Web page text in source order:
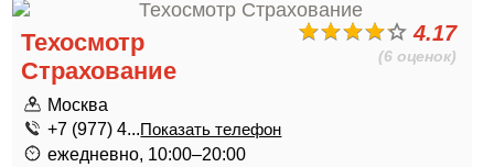
4.17
(6 оценок)
Техосмотр
Страхование
Москва
+7 (977) 4...Показать телефон
ежедневно, 10:00–20:00